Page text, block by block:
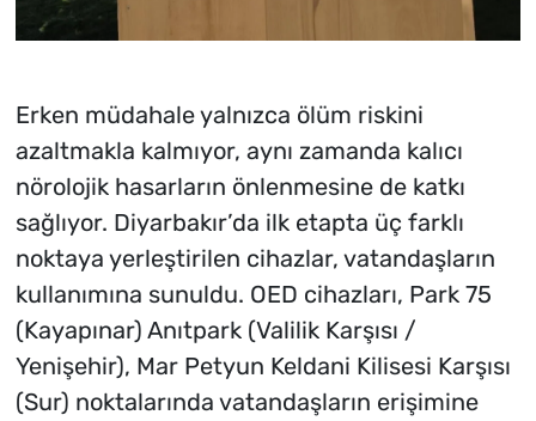
Erken müdahale yalnızca ölüm riskini
azaltmakla kalmıyor, aynı zamanda kalıcı
nörolojik hasarların önlenmesine de katkı
sağlıyor. Diyarbakır’da ilk etapta üç farklı
noktaya yerleştirilen cihazlar, vatandaşların
kullanımına sunuldu. OED cihazları, Park 75
(Kayapınar) Anıtpark (Valilik Karşısı /
Yenişehir), Mar Petyun Keldani Kilisesi Karşısı
(Sur) noktalarında vatandaşların erişimine